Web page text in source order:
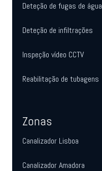
Deteção de fugas de água
Deteção de infiltrações
Inspeção vídeo CCTV
Reabilitação de tubagens
Zonas
Canalizador Lisboa
Canalizador Amadora